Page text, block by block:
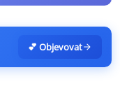
💕 Objevovat